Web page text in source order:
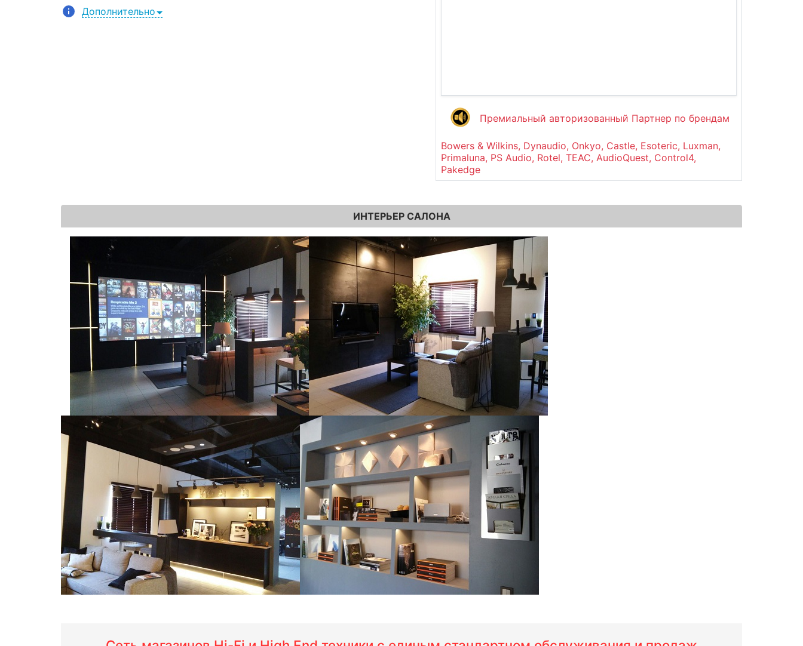
Премиальный авторизованный Партнер по брендам
Bowers & Wilkins, Dynaudio, Onkyo, Castle, Esoteric, Luxman,
Primaluna, PS Audio, Rotel, TEAC, AudioQuest, Control4,
Pakedge
Дополнительно
ИНТЕРЬЕР САЛОНА